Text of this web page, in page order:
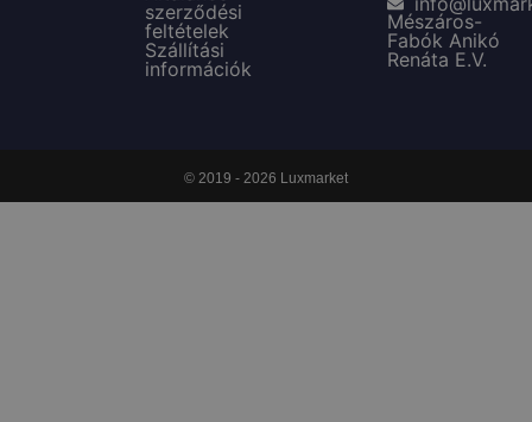
szerződési
feltételek
Szállítási
információk
Mészáros-
Fabók Anikó
Renáta E.V.
© 2019 - 2026 Luxmarket